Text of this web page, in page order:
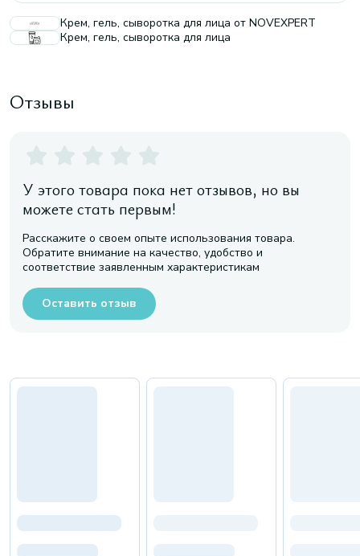
Крем, гель, сыворотка для лица от NOVEXPERT
Крем, гель, сыворотка для лица
Отзывы
У этого товара пока нет отзывов, но вы
можете стать первым!
Расскажите о своем опыте использования товара.
Обратите внимание на качество, удобство и
соответствие заявленным характеристикам
Оставить отзыв